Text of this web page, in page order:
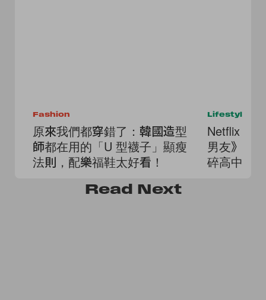
Fashion
原來我們都穿錯了：韓國造型
師都在用的「U 型襪子」顯瘦
法則，配樂福鞋太好看！
Lifestyle
Netflix 3
男友》《
碎高中3》
Read Next